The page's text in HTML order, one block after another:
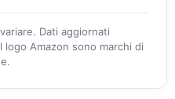
Dati aggiornati
logo Amazon sono marchi di